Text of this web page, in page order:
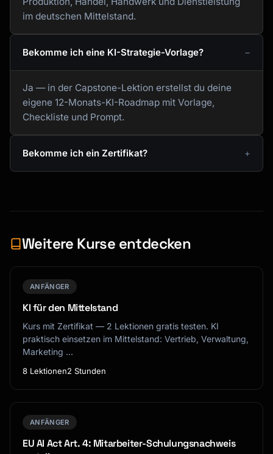
im deutschen Mittelstand.
Bekomme ich eine KI-Strategie-Vorlage?
Ja — in der Capstone-Lektion erstellst du deine
eigene 12-Monats-KI-Roadmap mit Vorlage,
Checkliste und Prompt.
Bekomme ich ein Zertifikat?
Weitere Kurse entdecken
ANFÄNGER
KI für den Mittelstand
Kurs mit Zertifikat — 2 Lektionen gratis testen. KI
praktisch einsetzen im Mittelstand: Vertrieb, Verwaltung,
Marketing …
8 Lektionen2 Stunden
ANFÄNGER
EU AI Act Art. 4: Mitarbeiter-Schulungsnachweis